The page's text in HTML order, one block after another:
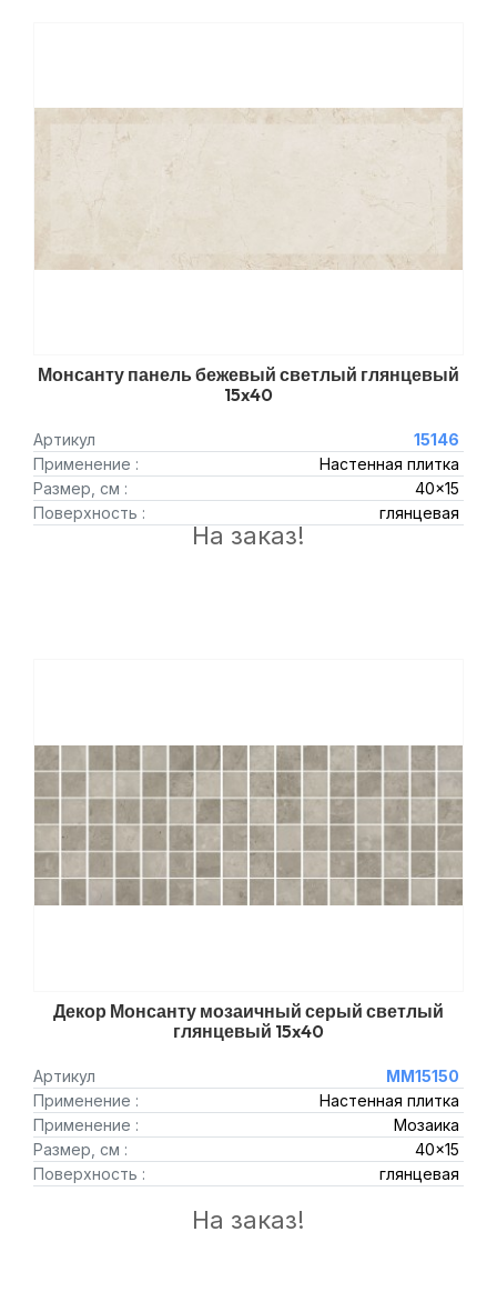
Монсанту панель бежевый светлый глянцевый
15x40
Артикул
15146
Применение :
Настенная плитка
Размер, см :
40x15
Поверхность :
глянцевая
На заказ!
Декор Монсанту мозаичный серый светлый
глянцевый 15x40
Артикул
MM15150
Применение :
Настенная плитка
Применение :
Мозаика
Размер, см :
40x15
Поверхность :
глянцевая
На заказ!